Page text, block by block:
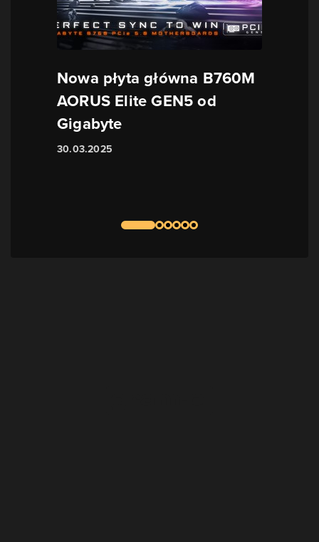
Nowa płyta główna B760M
AORUS Elite GEN5 od
Gigabyte
30.03.2025